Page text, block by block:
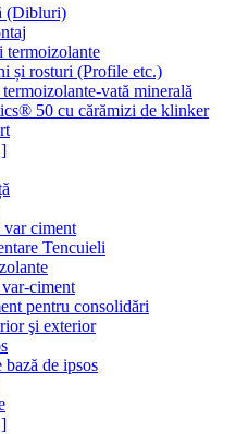
(Dibluri)
termoizolante
și rosturi (Profile etc.)
vată minerală
50 cu cărămizi de klinker
var ciment
Tencuieli
ciment
pentru consolidări
şi exterior
de ipsos